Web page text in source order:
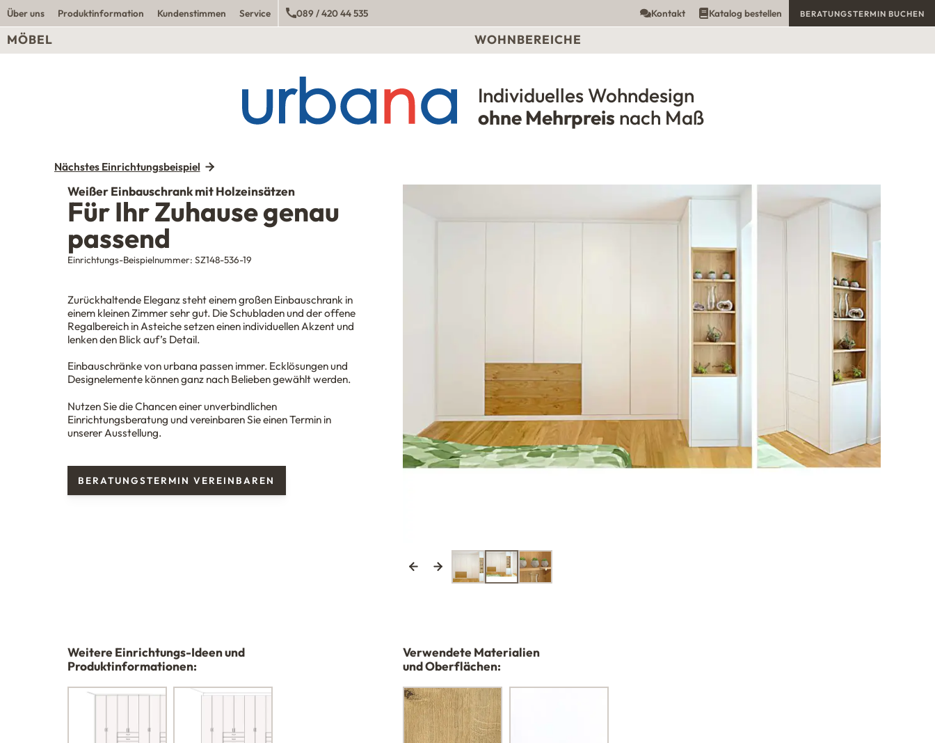
Urbana Möbel
Individuelles Wohndesign
ohne Mehrpreis nach Maß
Über uns Produktinformation Kundenstimmen Service 089 / 420 44 535 Kontakt Katalog bestellen BERATUNGSTERMIN BUCHEN
MÖBEL WOHNBEREICHE
Nächstes Einrichtungsbeispiel
Weißer Einbauschrank mit Holzeinsätzen
Für Ihr Zuhause genau
passend
Einrichtungs-Beispielnummer: SZ148-536-19
Zurückhaltende Eleganz steht einem großen Einbauschrank in
einem kleinen Zimmer sehr gut. Die Schubladen und der offene
Regalbereich in Asteiche setzen einen individuellen Akzent und
lenken den Blick auf’s Detail.
Einbauschränke vonurbana passen immer. Ecklösungen und
Designelemente können ganz nach Belieben gewählt werden.
Nutzen Sie die Chancen einer unverbindlichen
Einrichtungsberatung und vereinbaren Sie einen Termin in
unserer Ausstellung.
BERATUNGSTERMIN VEREINBAREN
Weitere Einrichtungs-Ideen und
Produktinformationen:
Verwendete Materialien
und Oberflächen: